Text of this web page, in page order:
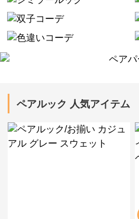
ペアルック 人気アイテム